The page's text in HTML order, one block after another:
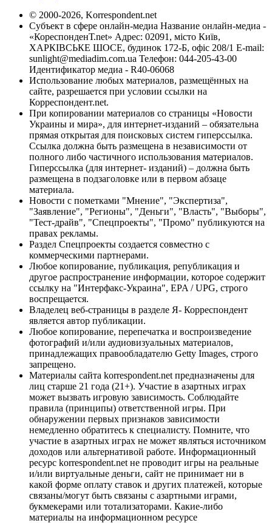
© 2000-2026, Korrespondent.net
Субъект в сфере онлайн-медиа Название онлайн-медиа -
«КореспонденТ.net» Адрес: 02091, місто Київ,
ХАРКІВСЬКЕ ШОСЕ, будинок 172-Б, офіс 208/1 E-mail:
sunlight@mediadim.com.ua Телефон: 044-205-43-00
Идентификатор медиа - R40-06068
Использование любых материалов, размещённых на
сайте, разрешается при условии ссылки на
Корреспондент.net.
При копировании материалов со страницы «Новости
Украины и мира», для интернет-изданий – обязательна
прямая открытая для поисковых систем гиперссылка.
Ссылка должна быть размещена в независимости от
полного либо частичного использования материалов.
Гиперссылка (для интернет- изданий) – должна быть
размещена в подзаголовке или в первом абзаце
материала.
Новости с пометками "Мнение", "Экспертиза",
"Заявление", "Регионы", "Деньги", "Власть", "Выборы",
"Тест-драйв", "Спецпроекты", "Промо" публикуются на
правах рекламы.
Раздел Спецпроекты создается совместно с
коммерческими партнерами.
Любое копирование, публикация, републикация и
другое распространение информации, которое содержит
ссылку на "Интерфакс-Украина", EPA / UPG, строго
воспрещается.
Владелец веб-страницы в разделе Я- Корреспондент
является автор публикации.
Любое копирование, перепечатка и воспроизведение
фотографий и/или аудиовизуальных материалов,
принадлежащих правообладателю Getty Images, строго
запрещено.
Материалы сайта korrespondent.net предназначены для
лиц старше 21 года (21+). Участие в азартных играх
может вызвать игровую зависимость. Соблюдайте
правила (принципы) ответственной игры. При
обнаружении первых признаков зависимости
немедленно обратитесь к специалисту. Помните, что
участие в азартных играх не может являться источником
доходов или альтернативой работе. Информационный
ресурс korrespondent.net не проводит игры на реальные
и/или виртуальные деньги, сайт не принимает ни в
какой форме оплату ставок и других платежей, которые
связаны/могут быть связаны с азартными играми,
букмекерами или тотализаторами. Какие-либо
материалы на информационном ресурсе